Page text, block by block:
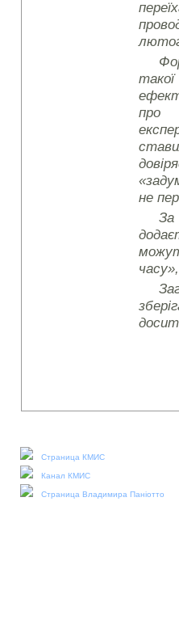
про
не
Страница КМИС
Канал КМИС
Страница Владимира Паніотто